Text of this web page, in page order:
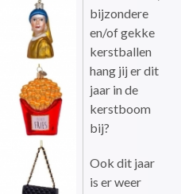
bijzondere
en/of gekke
kerstballen
hang jij er dit
jaar in de
kerstboom
bij?
Ook dit jaar
is er weer